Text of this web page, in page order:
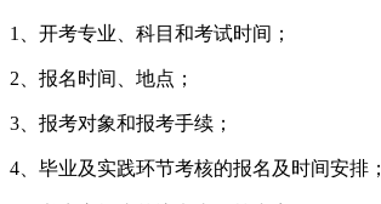
1、开考专业、科目和考试时间；
2、报名时间、地点；
3、报考对象和报考手续；
4、毕业及实践环节考核的报名及时间安排；